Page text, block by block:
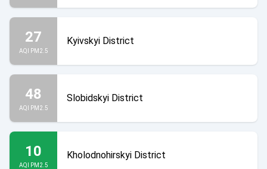
27
AQI PM2.5
Kyivskyi District
48
AQI PM2.5
Slobidskyi District
10
AQI PM2.5
Kholodnohirskyi District